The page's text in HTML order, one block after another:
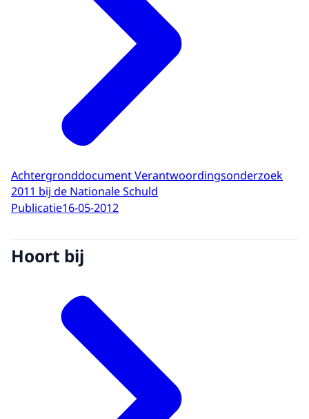
Achtergronddocument Verantwoordingsonderzoek
2011 bij de Nationale Schuld
Publicatie16-05-2012
Hoort bij